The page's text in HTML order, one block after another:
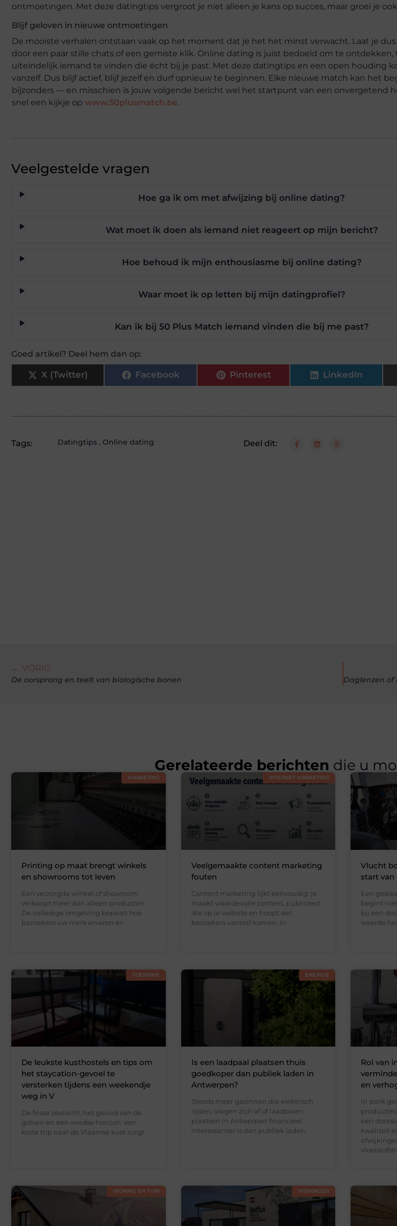
ontmoetingen. Met deze datingtips vergroot je niet alleen je kans op succes, maar groei je
Blijf geloven in nieuwe ontmoetingen
De mooiste verhalen ontstaan vaak op het moment dat je het het minst verwacht. Laat je
door een paar stille chats of een gemiste klik. Online dating is juist bedoeld om te ontdekken,
uiteindelijk iemand te vinden die écht bij je past. Met deze datingtips en een open houding
vanzelf. Dus blijf actief, blijf jezelf en durf opnieuw te beginnen. Elke nieuwe match kan het
bijzonders — en misschien is jouw volgende bericht wel het startpunt van een onvergetend
snel een kijkje op www.50plusmatch.be.
Veelgestelde vragen
Hoe ga ik om met afwijzing bij online dating?
Wat moet ik doen als iemand niet reageert op mijn bericht?
Hoe behoud ik mijn enthousiasme bij online dating?
Waar moet ik op letten bij mijn datingprofiel?
Kan ik bij 50 Plus Match iemand vinden die bij me past?
Goed artikel? Deel hem dan op:
X (Twitter) Facebook Pinterest LinkedIn
Tags: Datingtips , Online dating Deel dit:
← VORIG
De oorsprong en teelt van biologische bonen
Gerelateerde berichten die u
MARKETING
Printing op maat brengt winkels
en showrooms tot leven
Een verzorgde winkel of showroom
verkoopt meer dan alleen producten.
De volledige omgeving bepaalt hoe
bezoekers uw merk ervaren en
INTERNET MARKETING
Veelgemaakte content marketing
fouten
Content marketing lijkt eenvoudig: je
maakt waardevolle content, publiceert
die op je website en hoopt dat
bezoekers vanzelf komen. In
Vlucht
start van
Een
begint
bij een
waarde
TOERISME
De leukste kusthostels en tips om
het staycation-gevoel te
versterken tijdens een weekendje
weg in V
De frisse zeelucht, het geluid van de
golven en een weidse horizon: een
korte trip naar de Vlaamse kust zorgt
ENERGIE
Is een laadpaal plaatsen thuis
goedkoper dan publiek laden in
Antwerpen?
Steeds meer gezinnen die elektrisch
rijden, vragen zich af of laadpalen
plaatsen in Antwerpen financieel
interessanter is dan publiek laden.
Rol van
en
In sterk
een
kwaliteit
WONING EN TUIN WONINGEN